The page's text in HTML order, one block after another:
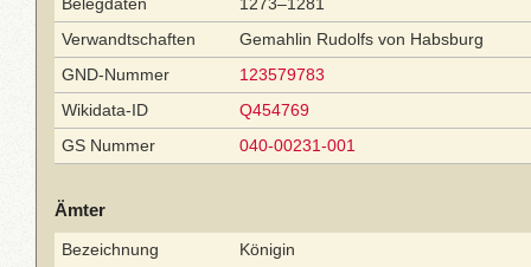
Verwandtschaften
Gemahlin Rudolfs von Habsburg
GND-Nummer
123579783
Wikidata-ID
Q454769
GS Nummer
040-00231-001
Ämter
Bezeichnung
Königin